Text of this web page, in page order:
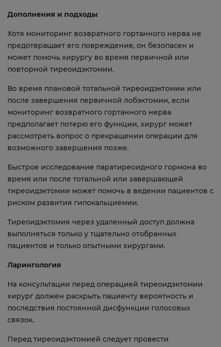
Дополнения и подходы
Хотя мониторинг возвратного гортанного нерва не
предотвращает его повреждение, он безопасен и
может помочь хирургу во время первичной или
повторной тиреоидэктомии.
Во время плановой тотальной тиреоидэктомии или
после завершения первичной лобэктомии, если
мониторинг возвратного гортанного нерва
предполагает потерю его функции, хирург может
рассмотреть вопрос о прекращении операции для
возможного завершения позже.
Быстрое исследование паратиреоидного гормона во
время или после тотальной или завершающей
тиреоидэктомии может помочь в ведении пациентов с
риском развития гипокальциемии.
Тиреоидэктомия через удаленный доступ должна
выполняться только у тщательно отобранных
пациентов и только опытными хирургами.
Ларингология
На консультации перед операцией тиреоидэктомии
хирург должен раскрыть пациенту вероятность и
последствия постоянной дисфункции голосовых
связок.
Перед тиреоидэктомией следует провести